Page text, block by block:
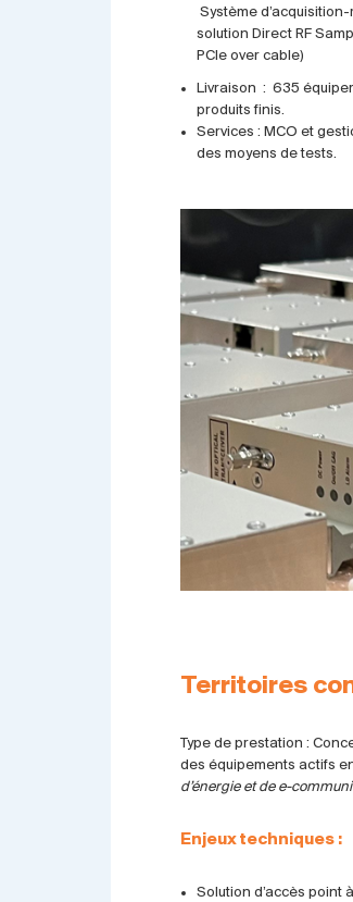
Système
solution Direct RF
PCIe over cable)
Livraison : 635
produits finis.
Services : MCO et
des moyens de tests.
Territoires
Type de prestation :
des équipements actifs
d’énergie et de e-
Enjeux techniques :
Solution d’accès point